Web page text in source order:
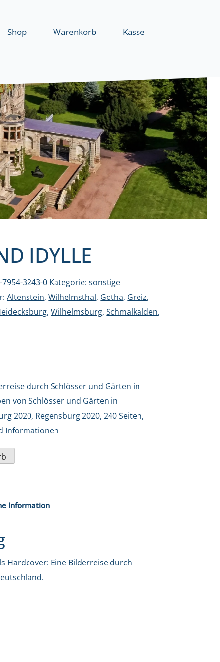
Shop Warenkorb Kasse
IDYLLE
7954-3243-0 Kategorie:sonstige
Altenstein,Wilhelmsthal, Gotha, Greiz,
,Wilhelmsburg,Schmalkalden,
durch Schlösser und Gärten in
von Schlösser und Gärten in
2020, Regensburg 2020, 240 Seiten,
Informationen
Information
Hardcover: Eine Bilderreise durch